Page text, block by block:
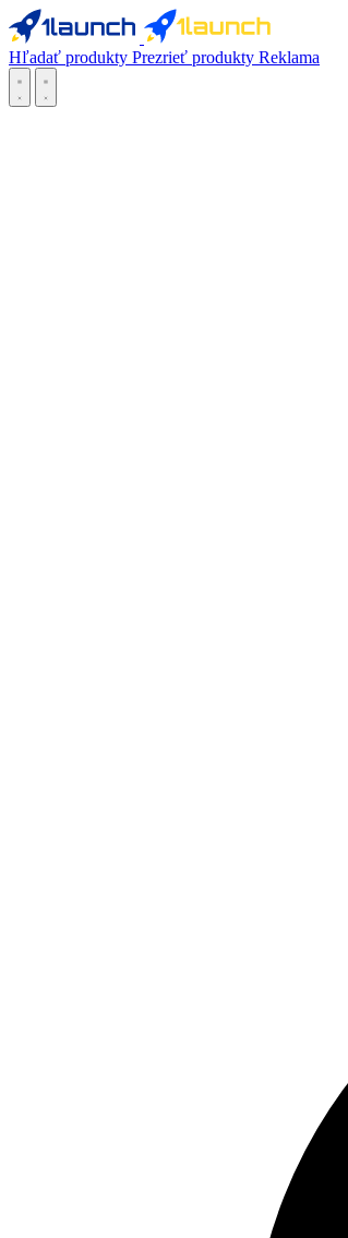
Hľadať produkty Prezrieť produkty Reklama